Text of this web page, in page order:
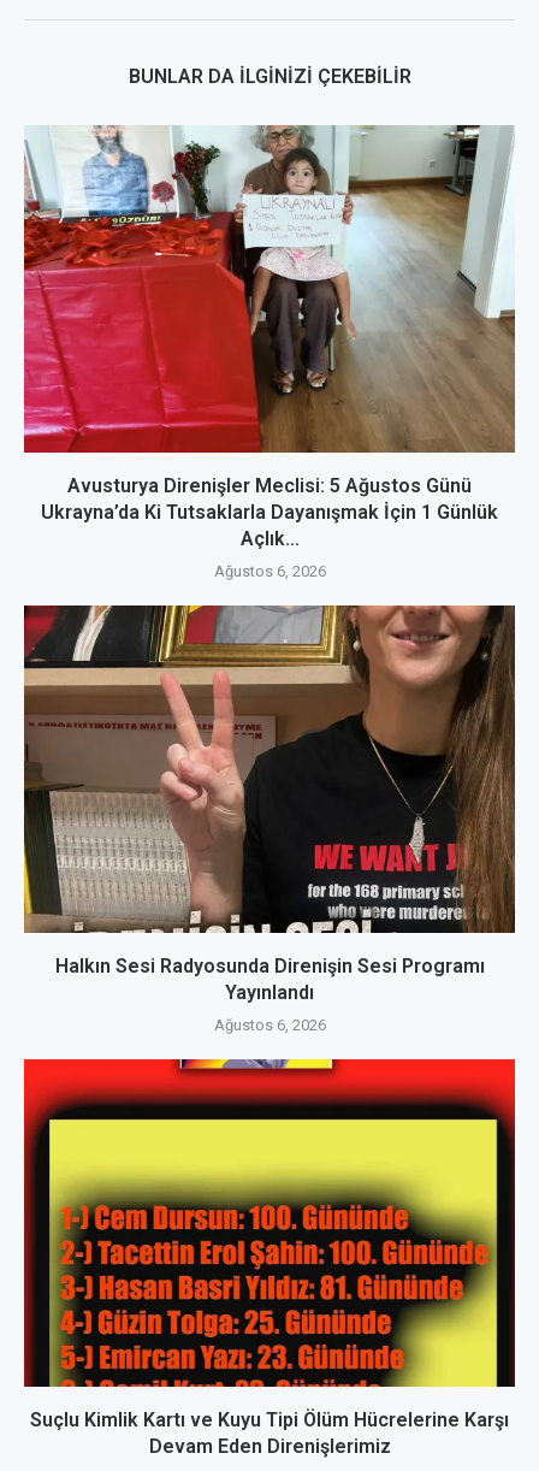
BUNLAR DA İLGINIZI ÇEKEBILIR
Avusturya Direnişler Meclisi: 5 Ağustos Günü
Ukrayna’da Ki Tutsaklarla Dayanışmak İçin 1 Günlük
Açlık...
Ağustos 6, 2026
Halkın Sesi Radyosunda Direnişin Sesi Programı
Yayınlandı
Ağustos 6, 2026
Suçlu Kimlik Kartı ve Kuyu Tipi Ölüm Hücrelerine Karşı
Devam Eden Direnişlerimiz